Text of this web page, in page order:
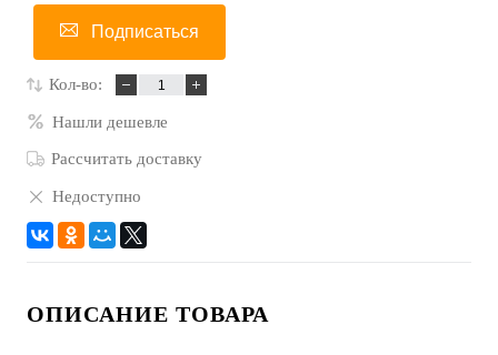
Подписаться
Кол-во:
Нашли дешевле
Рассчитать доставку
Недоступно
ОПИСАНИЕ ТОВАРА